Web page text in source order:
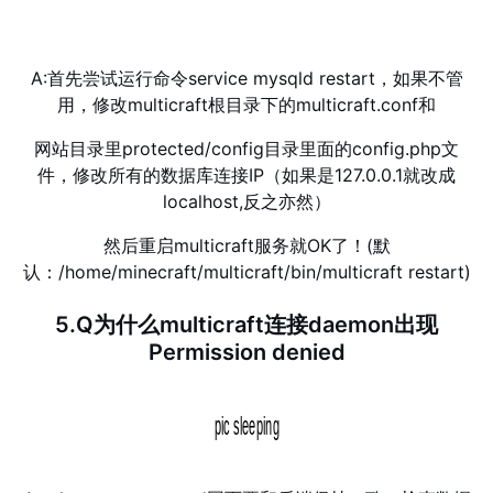
A:首先尝试运行命令service mysqld restart，如果不管
用，修改multicraft根目录下的multicraft.conf和
网站目录里protected/config目录里面的config.php文
件，修改所有的数据库连接IP（如果是127.0.0.1就改成
localhost,反之亦然）
然后重启multicraft服务就OK了！(默
认：/home/minecraft/multicraft/bin/multicraft restart)
5.Q为什么multicraft连接daemon出现
Permission denied